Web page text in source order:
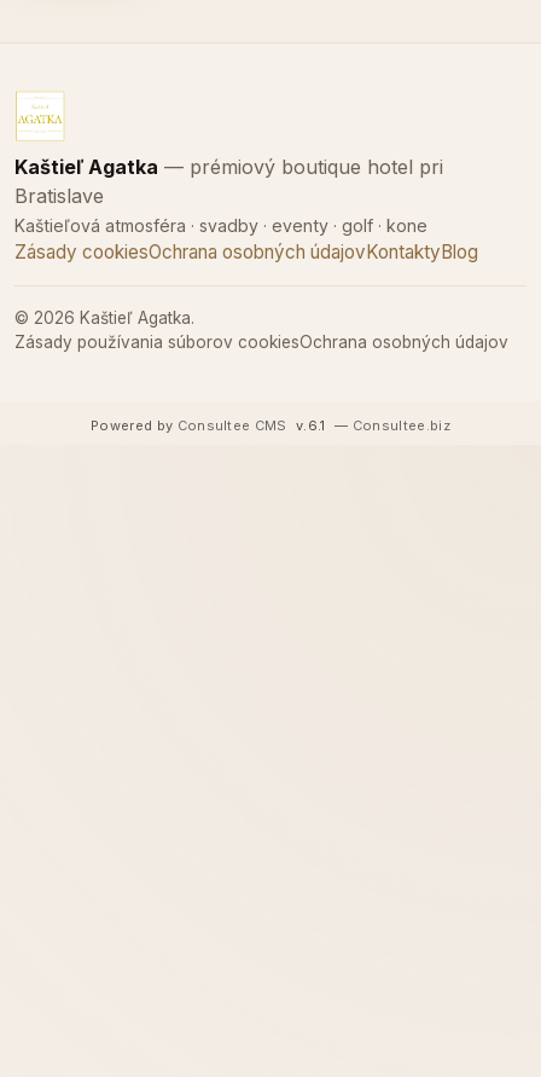
Kaštieľ Agatka — prémiový boutique hotel pri
Bratislave
Kaštieľová atmosféra · svadby · eventy · golf · kone
Zásady cookiesOchrana osobných údajov Kontakty Blog
© 2026 Kaštieľ Agatka.
Zásady používania súborov cookiesOchrana osobných údajov
Powered by Consultee CMS v.6.1 — Consultee.biz